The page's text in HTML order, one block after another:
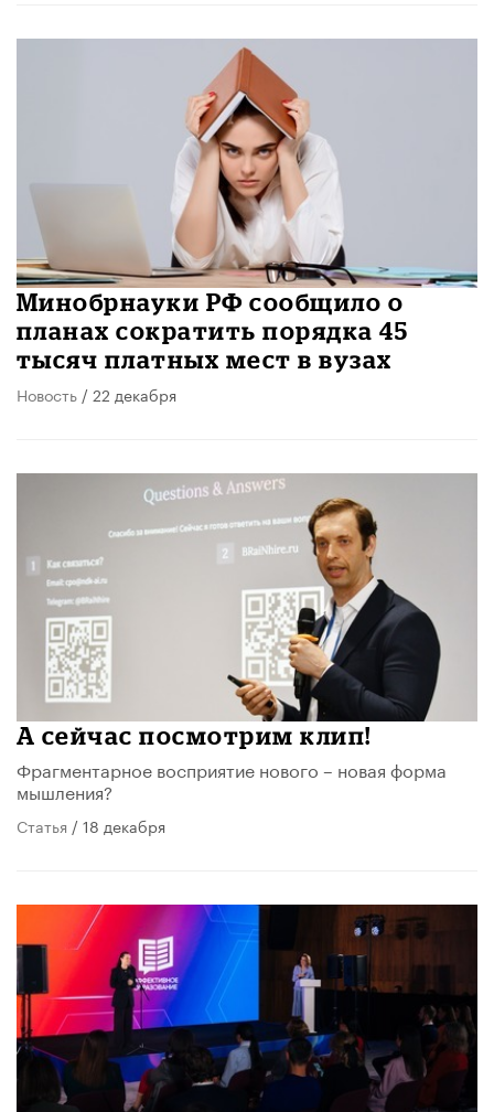
Минобрнауки РФ сообщило о
планах сократить порядка 45
тысяч платных мест в вузах
Новость / 22 декабря
А сейчас посмотрим клип!
Фрагментарное восприятие нового – новая форма
мышления?
Статья / 18 декабря